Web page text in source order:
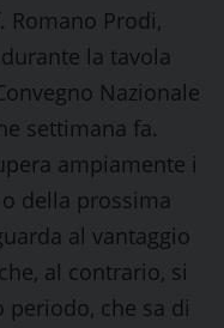
Romano Prodi,
la tavola
Nazionale
settimana fa.
ampiamente i
della prossima
al vantaggio
al contrario, si
che sa di